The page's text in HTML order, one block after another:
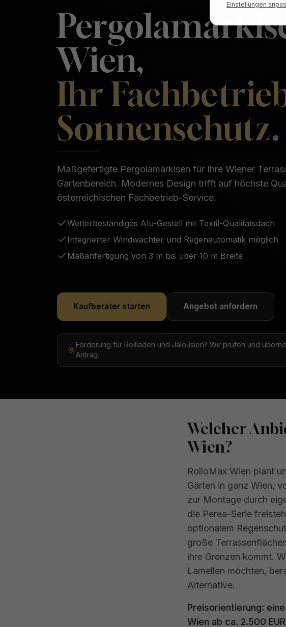
Wien,
Ihr
Sonnenschutz.
Maßgefertigte Pergolamarkisen für Ihre Wiener
Gartenbereich. Modernes Design trifft auf höchste
österreichischen Fachbetrieb-Service.
Wetterbeständiges Alu-Gestell mit Textil-Qualitätsdach
Integrierter Windwächter und Regenautomatik möglich
Maßanfertigung von 3 m bis über 10 m Breite
Kaufberater starten Angebot anfordern
Förderung für Rollläden und Jalousien? Wir prüfen und
Antrag.
Welcher
Wien?
RolloMax Wien plant
Gärten in ganz Wien,
zur Montage durch
die Perea-Serie
optionalem
große
ihre Grenzen kommt.
Lamellen möchten,
Alternative.
Preisorientierung:
Wien ab ca. 2.500
Einstellungen